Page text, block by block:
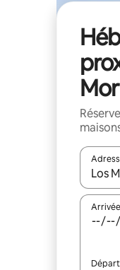
Arrivée
Départ